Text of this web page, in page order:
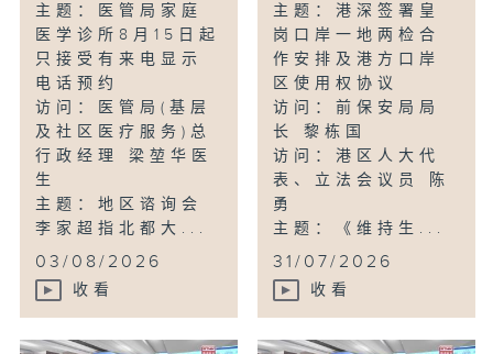
主题：医管局家庭
医学诊所8月15日起
只接受有来电显示
电话预约
访问：医管局(基层
及社区医疗服务)总
行政经理 梁堃华医
生
主题：地区谘询会
李家超指北都大...
03/08/2026
收看
主题：港深签署皇
岗口岸一地两检合
作安排及港方口岸
区使用权协议
访问：前保安局局
长 黎栋国
访问：港区人大代
表、立法会议员 陈
勇
主题：《维持生...
31/07/2026
收看